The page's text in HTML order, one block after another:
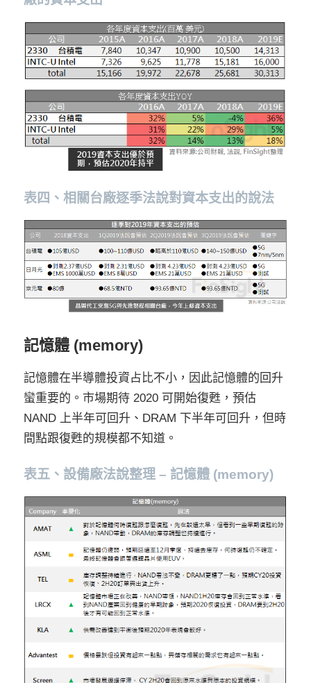
表四、相關台廠逐季法說對資本支出的說法
記憶體 (memory)
記憶體在半導體投資占比不小，因此記憶體的回升
蠻重要的。市場期待 2020 可開始復甦，預估
NAND 上半年可回升、DRAM 下半年可回升，但時
間點跟復甦的規模都不知道。
表五、設備廠法說整理 – 記憶體 (memory)